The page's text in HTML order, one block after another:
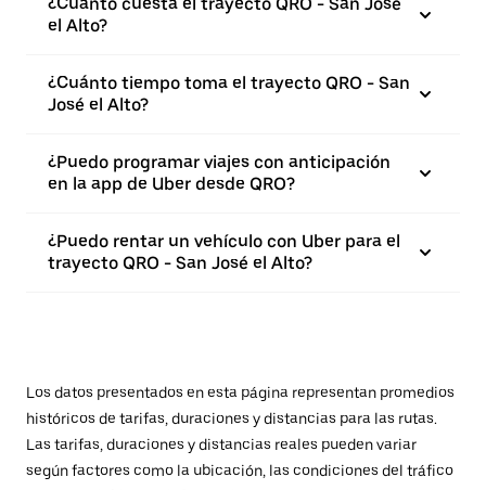
el Alto?
¿Cuánto tiempo toma el trayecto QRO - San
José el Alto?
¿Puedo programar viajes con anticipación
en la app de Uber desde QRO?
¿Puedo rentar un vehículo con Uber para el
trayecto QRO - San José el Alto?
Los datos presentados en esta página representan promedios
históricos de tarifas, duraciones y distancias para las rutas.
Las tarifas, duraciones y distancias reales pueden variar
según factores como la ubicación, las condiciones del tráfico